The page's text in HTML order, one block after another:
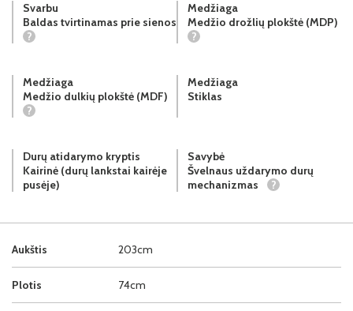
Aukštis 203cm
Plotis 74cm
Svarbu
Baldas tvirtinamas prie sienos
?
Medžiaga
Medžio drožlių plokštė (MDP)
?
Medžiaga
Medžio dulkių plokštė (MDF)
?
Medžiaga
Stiklas
Durų atidarymo kryptis
Kairinė (durų lankstai kairėje
pusėje)
Savybė
Švelnaus uždarymo durų
mechanizmas
?